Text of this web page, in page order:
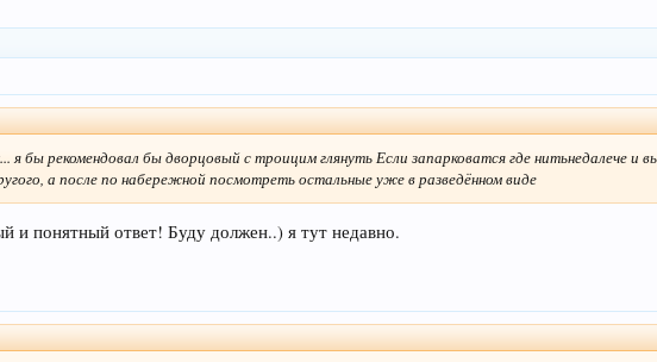
я бы рекомендовал бы дворцовый с троицим глянуть Если запарковатся где нитьнедалече
а после по набережной посмотреть остальные уже в разведённом виде
и понятный ответ! Буду должен..) я тут недавно.